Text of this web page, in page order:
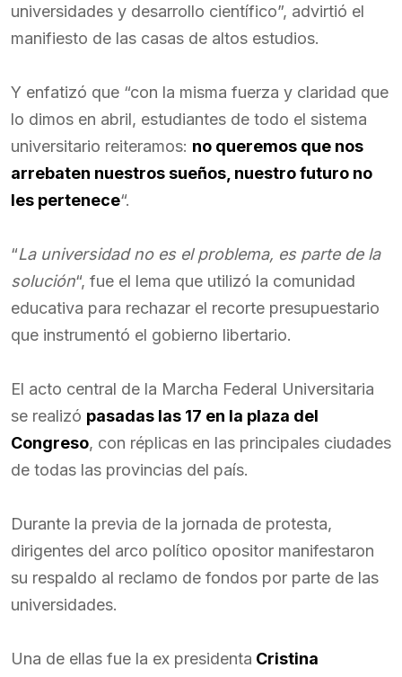
universidades y desarrollo científico”, advirtió el
manifiesto de las casas de altos estudios.
Y enfatizó que “con la misma fuerza y claridad que
lo dimos en abril, estudiantes de todo el sistema
universitario reiteramos: no queremos que nos
arrebaten nuestros sueños, nuestro futuro no
les pertenece“.
“La universidad no es el problema, es parte de la
solución“, fue el lema que utilizó la comunidad
educativa para rechazar el recorte presupuestario
que instrumentó el gobierno libertario.
El acto central de la Marcha Federal Universitaria
se realizó pasadas las 17 en la plaza del
Congreso, con réplicas en las principales ciudades
de todas las provincias del país.
Durante la previa de la jornada de protesta,
dirigentes del arco político opositor manifestaron
su respaldo al reclamo de fondos por parte de las
universidades.
Una de ellas fue la ex presidenta Cristina